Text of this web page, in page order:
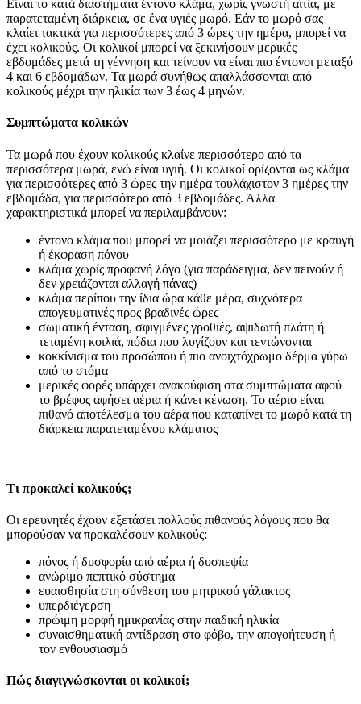
Είναι το κατά διαστήματα έντονο κλάμα, χωρίς γνωστή αιτία, με
παρατεταμένη διάρκεια, σε ένα υγιές μωρό. Εάν το μωρό σας
κλαίει τακτικά για περισσότερες από 3 ώρες την ημέρα, μπορεί να
έχει κολικούς. Οι κολικοί μπορεί να ξεκινήσουν μερικές
εβδομάδες μετά τη γέννηση και τείνουν να είναι πιο έντονοι μεταξύ
4 και 6 εβδομάδων. Τα μωρά συνήθως απαλλάσσονται από
κολικούς μέχρι την ηλικία των 3 έως 4 μηνών.
Συμπτώματα κολικών
Τα μωρά που έχουν κολικούς κλαίνε περισσότερο από τα
περισσότερα μωρά, ενώ είναι υγιή. Οι κολικοί ορίζονται ως κλάμα
για περισσότερες από 3 ώρες την ημέρα τουλάχιστον 3 ημέρες την
εβδομάδα, για περισσότερο από 3 εβδομάδες. Άλλα
χαρακτηριστικά μπορεί να περιλαμβάνουν:
έντονο κλάμα που μπορεί να μοιάζει περισσότερο με κραυγή
ή έκφραση πόνου
κλάμα χωρίς προφανή λόγο (για παράδειγμα, δεν πεινούν ή
δεν χρειάζονται αλλαγή πάνας)
κλάμα περίπου την ίδια ώρα κάθε μέρα, συχνότερα
απογευματινές προς βραδινές ώρες
σωματική ένταση, σφιγμένες γροθιές, αψιδωτή πλάτη ή
τεταμένη κοιλιά, πόδια που λυγίζουν και τεντώνονται
κοκκίνισμα του προσώπου ή πιο ανοιχτόχρωμο δέρμα γύρω
από το στόμα
μερικές φορές υπάρχει ανακούφιση στα συμπτώματα αφού
το βρέφος αφήσει αέρια ή κάνει κένωση. Το αέριο είναι
πιθανό αποτέλεσμα του αέρα που καταπίνει το μωρό κατά τη
διάρκεια παρατεταμένου κλάματος
Τι προκαλεί κολικούς;
Οι ερευνητές έχουν εξετάσει πολλούς πιθανούς λόγους που θα
μπορούσαν να προκαλέσουν κολικούς:
πόνος ή δυσφορία από αέρια ή δυσπεψία
ανώριμο πεπτικό σύστημα
ευαισθησία στη σύνθεση του μητρικού γάλακτος
υπερδιέγερση
πρώιμη μορφή ημικρανίας στην παιδική ηλικία
συναισθηματική αντίδραση στο φόβο, την απογοήτευση ή
τον ενθουσιασμό
Πώς διαγιγνώσκονται οι κολικοί;